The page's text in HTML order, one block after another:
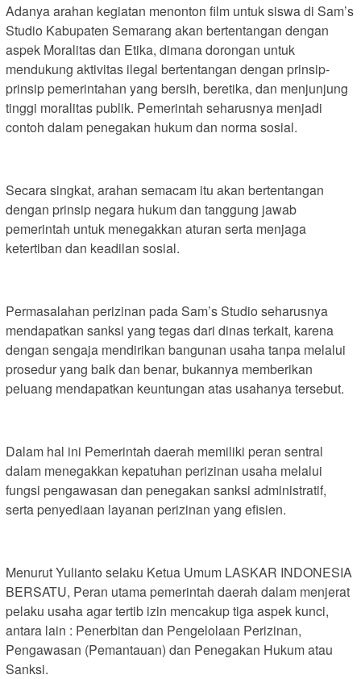
Adanya arahan kegiatan menonton film untuk siswa di Sam’s
Studio Kabupaten Semarang akan bertentangan dengan
aspek Moralitas dan Etika, dimana dorongan untuk
mendukung aktivitas ilegal bertentangan dengan prinsip-
prinsip pemerintahan yang bersih, beretika, dan menjunjung
tinggi moralitas publik. Pemerintah seharusnya menjadi
contoh dalam penegakan hukum dan norma sosial.
Secara singkat, arahan semacam itu akan bertentangan
dengan prinsip negara hukum dan tanggung jawab
pemerintah untuk menegakkan aturan serta menjaga
ketertiban dan keadilan sosial.
Permasalahan perizinan pada Sam’s Studio seharusnya
mendapatkan sanksi yang tegas dari dinas terkait, karena
dengan sengaja mendirikan bangunan usaha tanpa melalui
prosedur yang baik dan benar, bukannya memberikan
peluang mendapatkan keuntungan atas usahanya tersebut.
Dalam hal ini Pemerintah daerah memiliki peran sentral
dalam menegakkan kepatuhan perizinan usaha melalui
fungsi pengawasan dan penegakan sanksi administratif,
serta penyediaan layanan perizinan yang efisien.
Menurut Yulianto selaku Ketua Umum LASKAR INDONESIA
BERSATU, Peran utama pemerintah daerah dalam menjerat
pelaku usaha agar tertib izin mencakup tiga aspek kunci,
antara lain : Penerbitan dan Pengelolaan Perizinan,
Pengawasan (Pemantauan) dan Penegakan Hukum atau
Sanksi.